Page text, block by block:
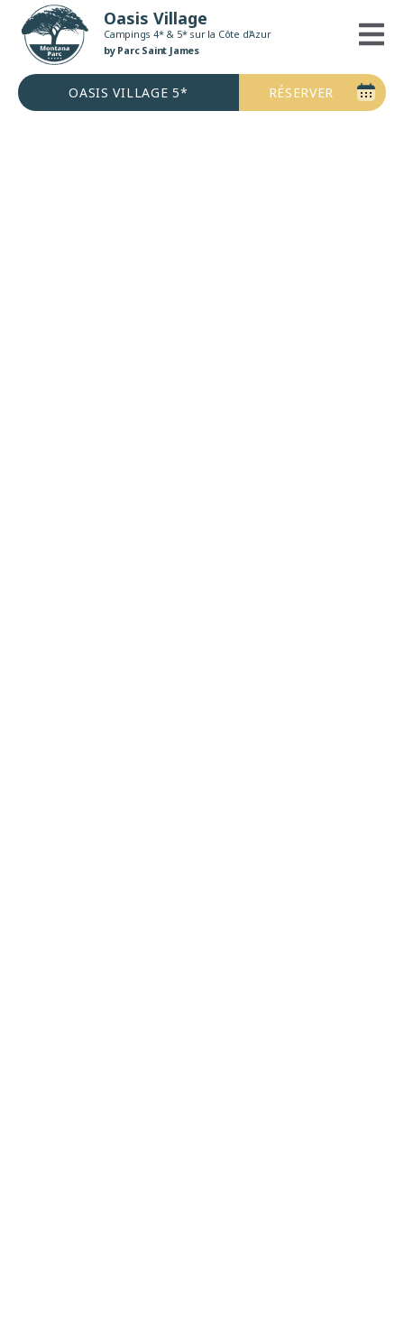
contenu
MONTANA PARC
Campings 4* & 5* sur la Côte d'Azur
by Parc Saint James
Oasis Village
Campings 4* & 5* sur la Côte d'Azur
by Parc Saint James
OASIS VILLAGE 5* RÉSERVER